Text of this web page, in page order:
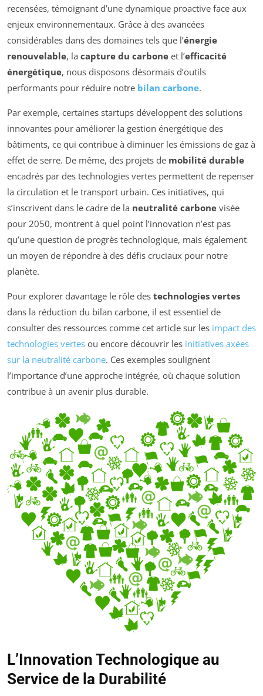
recensées, témoignant d’une dynamique proactive face aux
enjeux environnementaux. Grâce à des avancées
considérables dans des domaines tels que l’énergie
renouvelable, la capture du carbone et l’efficacité
énergétique, nous disposons désormais d’outils
performants pour réduire notre bilan carbone.
Par exemple, certaines startups développent des solutions
innovantes pour améliorer la gestion énergétique des
bâtiments, ce qui contribue à diminuer les émissions de gaz à
effet de serre. De même, des projets de mobilité durable
encadrés par des technologies vertes permettent de repenser
la circulation et le transport urbain. Ces initiatives, qui
s’inscrivent dans le cadre de la neutralité carbone visée
pour 2050, montrent à quel point l’innovation n’est pas
qu’une question de progrès technologique, mais également
un moyen de répondre à des défis cruciaux pour notre
planète.
Pour explorer davantage le rôle des technologies vertes
dans la réduction du bilan carbone, il est essentiel de
consulter des ressources comme cet article sur les impact des
technologies vertes ou encore découvrir les initiatives axées
sur la neutralité carbone. Ces exemples soulignent
l’importance d’une approche intégrée, où chaque solution
contribue à un avenir plus durable.
L’Innovation Technologique au
Service de la Durabilité